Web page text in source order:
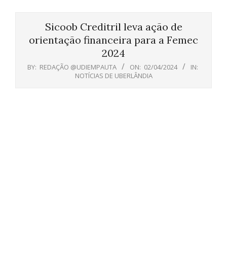
Sicoob Creditril leva ação de
orientação financeira para a Femec
2024
BY: REDAÇÃO @UDIEMPAUTA ON: 02/04/2024
IN:
NOTÍCIAS DE UBERLÂNDIA